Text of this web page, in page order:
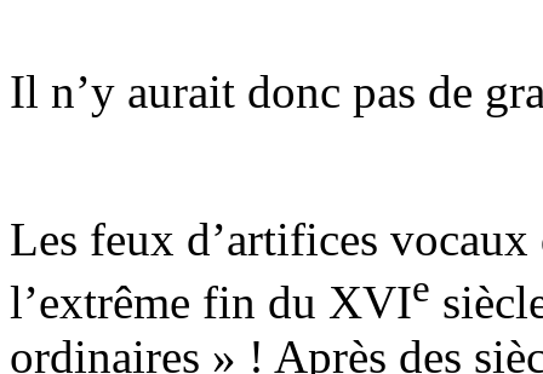
Il n’y aurait donc pas de
Les feux d’artifices
l’extrême fin du XVIe
ordinaires » ! Après des